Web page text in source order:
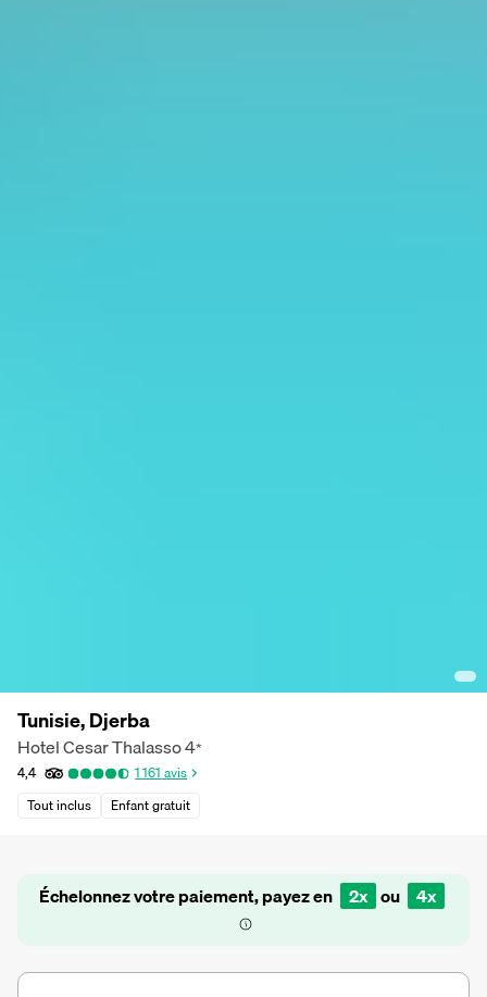
Tunisie, Djerba
Hotel Cesar Thalasso4*
4,4 1 161 avis
Tout inclus
Enfant gratuit
Échelonnez votre paiement, payez en 2x ou 4x